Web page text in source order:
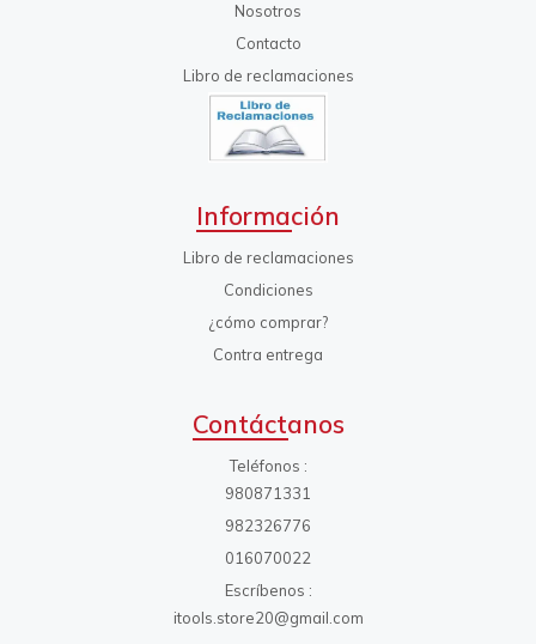
Nosotros
Contacto
Libro de reclamaciones
Información
Libro de reclamaciones
Condiciones
¿cómo comprar?
Contra entrega
Contáctanos
Teléfonos
980871331
982326776
016070022
Escríbenos
itools.store20@gmail.com